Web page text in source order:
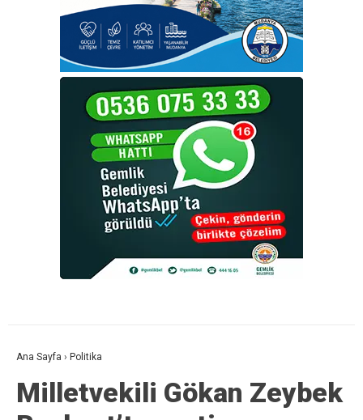
Ana Sayfa › Politika
Milletvekili Gökan Zeybek